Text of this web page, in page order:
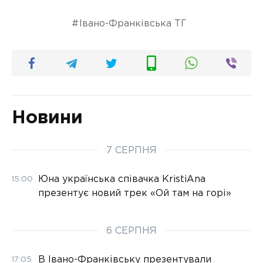
Івано-Франківська ТГ
Новини
7 СЕРПНЯ
15:00
Юна українська співачка KristiAna
презентує новий трек «Ой там на горі»
6 СЕРПНЯ
17:05 В Івано-Франківську презентували